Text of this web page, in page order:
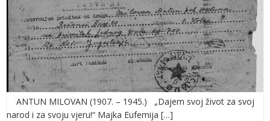
ANTUN MILOVAN (1907. – 1945.) „Dajem svoj život za svoj
narod i za svoju vjeru!“ Majka Eufemija […]